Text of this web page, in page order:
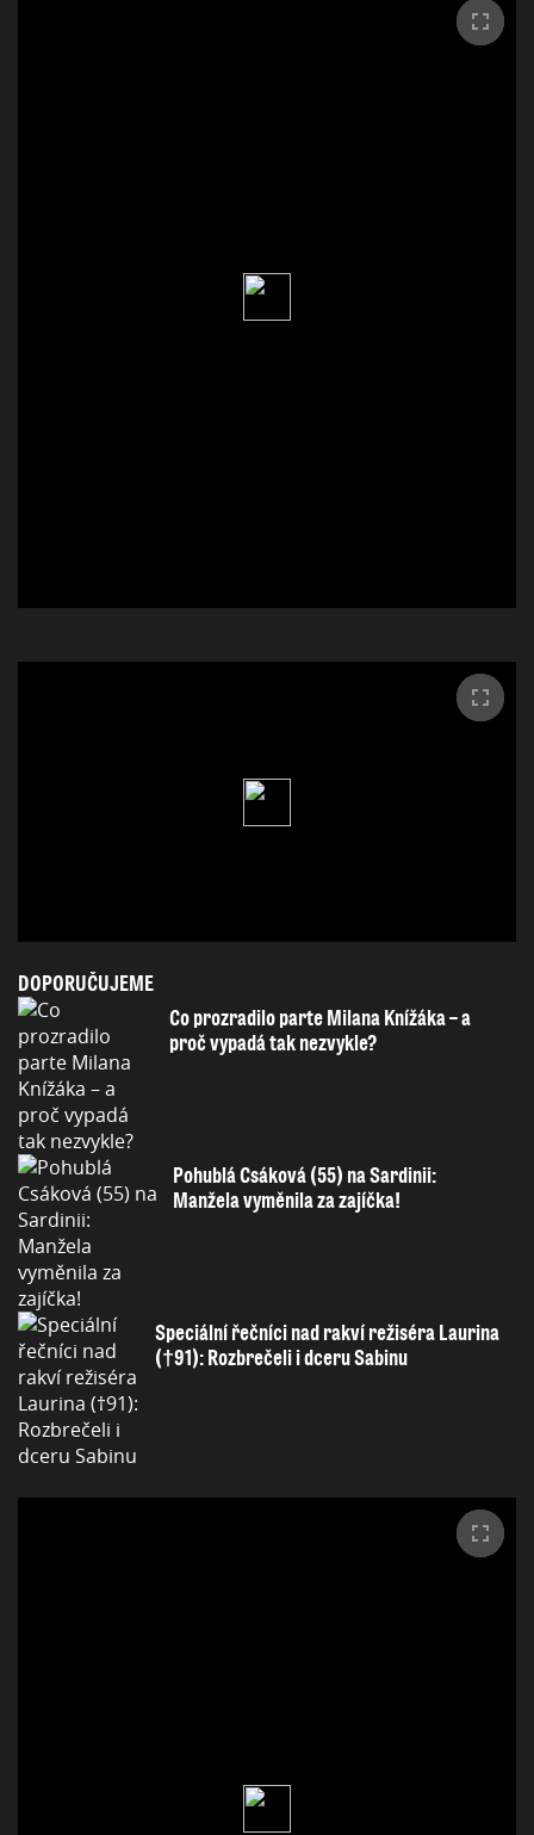
DOPORUČUJEME
Co prozradilo parte Milana Knížáka – a
proč vypadá tak nezvykle?
Pohublá Csáková (55) na Sardinii:
Manžela vyměnila za zajíčka!
Speciální řečníci nad rakví režiséra Laurina
(†91): Rozbrečeli i dceru Sabinu